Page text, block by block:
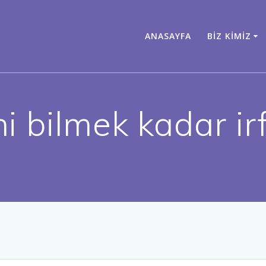
ANASAYFA BIZ KIMIZ
bilmek kadar